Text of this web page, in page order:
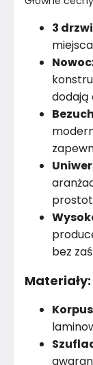
Konstrukcja
Konstrukcja
Materiał
Konstrukcja
Kolor Frontu
Kolor Korpusu
Liczba
Marka
3
dodają
bez
Materiały: